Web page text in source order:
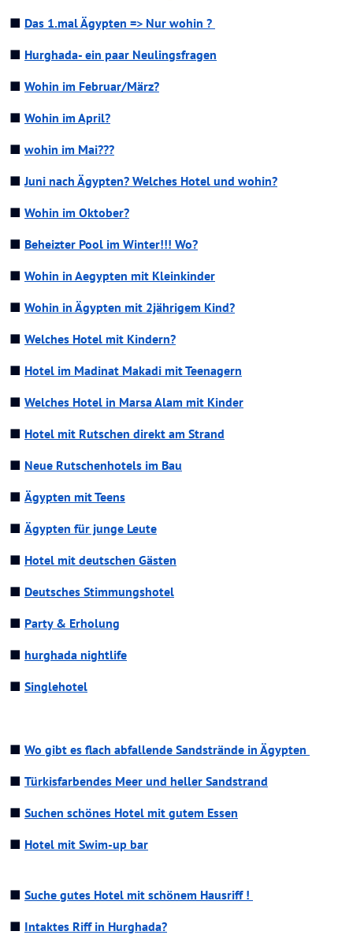
■ Das 1.mal Ägypten => Nur wohin ?
■ Hurghada- ein paar Neulingsfragen
■ Wohin im Februar/März?
■ Wohin im April?
■ wohin im Mai???
■Juni nach Ägypten? Welches Hotel und wohin?
■ Wohin im Oktober?
■ Beheizter Pool im Winter!!! Wo?
■ Wohin in Aegypten mit Kleinkinder
■ Wohin in Ägypten mit 2jährigem Kind?
■ Welches Hotel mit Kindern?
■ Hotel im Madinat Makadi mit Teenagern
■ Welches Hotel in Marsa Alam mit Kinder
■ Hotel mit Rutschen direkt am Strand
■ Neue Rutschenhotels im Bau
■ Ägypten mit Teens
■ Ägypten für junge Leute
■ Hotel mit deutschen Gästen
■ Deutsches Stimmungshotel
■ Party & Erholung
■ hurghada nightlife
■ Singlehotel
■ Wo gibt es flach abfallende Sandstrände in Ägypten
■ Türkisfarbendes Meer und heller Sandstrand
■ Suchen schönes Hotel mit gutem Essen
■ Hotel mit Swim-up bar
■ Suche gutes Hotel mit schönem Hausriff !
■ Intaktes Riff in Hurghada?